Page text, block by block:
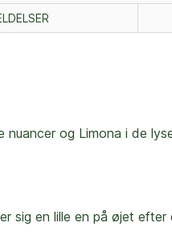
og Limona i de
sig en lille en på øjet efter